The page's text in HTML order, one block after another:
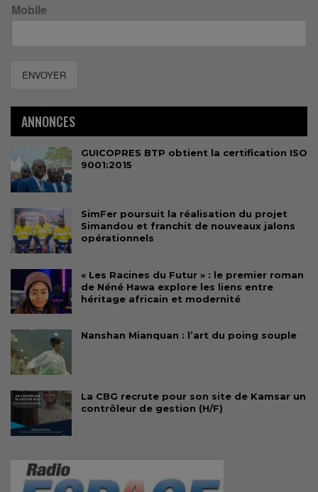
Mobile
ENVOYER
ANNONCES
GUICOPRES BTP obtient la certification ISO
9001:2015
SimFer poursuit la réalisation du projet
Simandou et franchit de nouveaux jalons
opérationnels
« Les Racines du Futur » : le premier roman
de Néné Hawa explore les liens entre
héritage africain et modernité
Nanshan Mianquan : l’art du poing souple
La CBG recrute pour son site de Kamsar un
contrôleur de gestion (H/F)